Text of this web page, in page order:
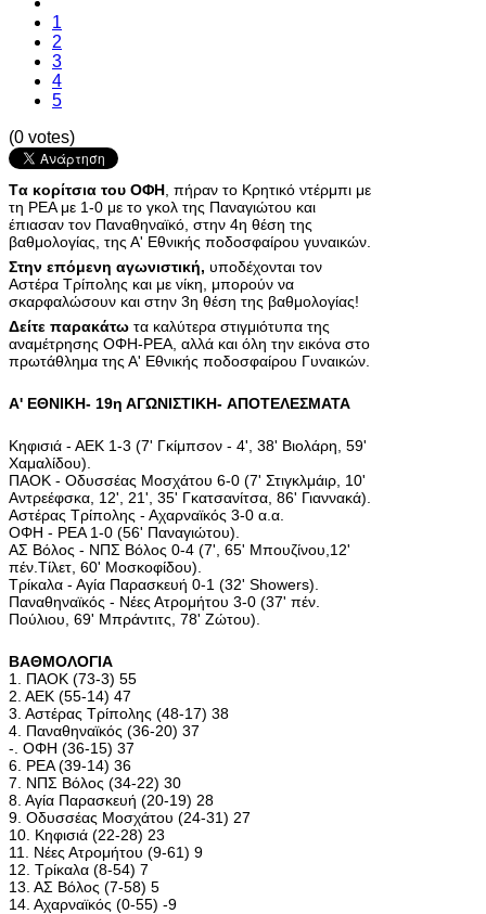
1
2
3
4
5
(0 votes)
Tα κορίτσια του ΟΦΗ , πήραν το Κρητικό ντέρμπι με
τη ΡΕΑ με 1-0 με το γκολ της Παναγιώτου και
έπιασαν τον Παναθηναϊκό, στην 4η θέση της
βαθμολογίας, της Α' Εθνικής ποδοσφαίρου γυναικών.
Στην επόμενη αγωνιστική, υποδέχονται τον
Αστέρα Τρίπολης και με νίκη, μπορούν να
σκαρφαλώσουν και στην 3η θέση της βαθμολογίας!
Δείτε παρακάτω τα καλύτερα στιγμιότυπα της
αναμέτρησης ΟΦΗ-ΡΕΑ, αλλά και όλη την εικόνα στο
πρωτάθλημα της Α' Εθνικής ποδοσφαίρου Γυναικών.
Α' ΕΘΝΙΚΗ- 19η ΑΓΩΝΙΣΤΙΚΗ- ΑΠΟΤΕΛΕΣΜΑΤΑ
Κηφισιά - ΑΕΚ 1-3 (7' Γκίμπσον - 4', 38' Βιολάρη, 59'
Χαμαλίδου).
ΠΑΟΚ - Οδυσσέας Μοσχάτου 6-0 (7' Στιγκλμάιρ, 10'
Αντρεέφσκα, 12', 21', 35' Γκατσανίτσα, 86' Γιαννακά).
Αστέρας Τρίπολης - Αχαρναϊκός 3-0 α.α.
ΟΦΗ - ΡΕΑ 1-0 (56' Παναγιώτου).
ΑΣ Βόλος - ΝΠΣ Βόλος 0-4 (7', 65' Μπουζίνου,12'
πέν.Τίλετ, 60' Μοσκοφίδου).
Τρίκαλα - Αγία Παρασκευή 0-1 (32' Showers).
Παναθηναϊκός - Νέες Ατρομήτου 3-0 (37' πέν.
Πούλιου, 69' Μπράντιτς, 78' Ζώτου).
ΒΑΘΜΟΛΟΓΙΑ
1. ΠΑΟΚ (73-3) 55
2. ΑΕΚ (55-14) 47
3. Αστέρας Τρίπολης (48-17) 38
4. Παναθηναϊκός (36-20) 37
-. ΟΦΗ (36-15) 37
6. ΡΕΑ (39-14) 36
7. ΝΠΣ Βόλος (34-22) 30
8. Αγία Παρασκευή (20-19) 28
9. Οδυσσέας Μοσχάτου (24-31) 27
10. Κηφισιά (22-28) 23
11. Νέες Ατρομήτου (9-61) 9
12. Τρίκαλα (8-54) 7
13. ΑΣ Βόλος (7-58) 5
14. Αχαρναϊκός (0-55) -9